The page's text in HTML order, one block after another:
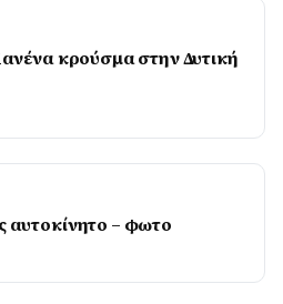
κρούσμα στην Δυτική
αυτοκίνητο – φωτο